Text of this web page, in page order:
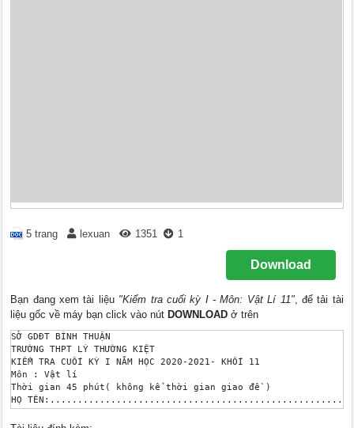
5 trang lexuan 1351 1
Download
Bạn đang xem tài liệu "Kiểm tra cuối kỳ I - Môn: Vật Lí 11", để tải tài
liệu gốc về máy bạn click vào nút DOWNLOAD ở trên
SỞ GDĐT BÌNH THUẬN
TRƯỜNG THPT LÝ THƯỜNG KIỆT
KIỂM TRA CUỐI KỲ I NĂM HỌC 2020-2021- KHỐI 11
Môn : Vật lí
Thời gian 45 phút( không kể thời gian giao đề )
HỌ
Điểm trắc nghiệm